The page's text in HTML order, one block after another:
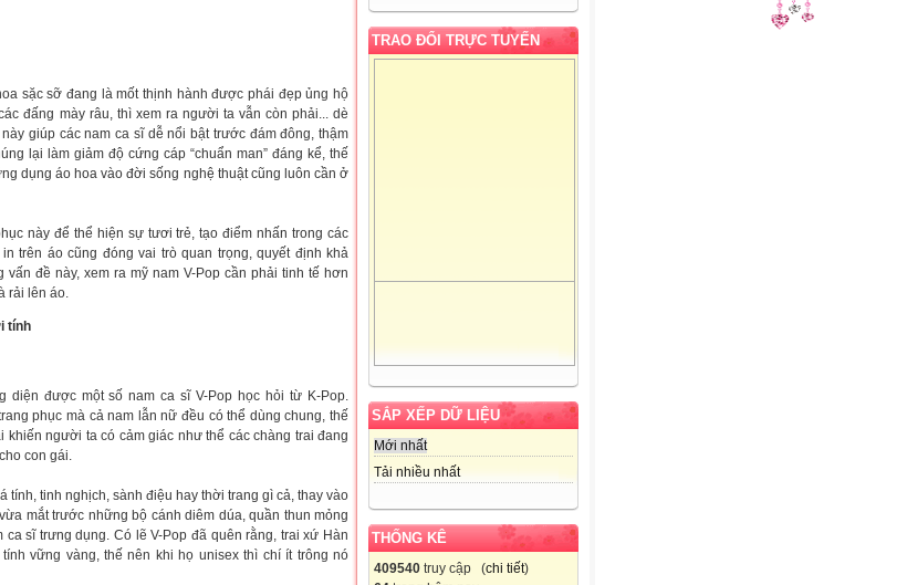
TRAO ĐỔI TRỰC TUYẾN
SẮP XẾP DỮ LIỆU
Mới nhất
Tải nhiều nhất
THỐNG KÊ
409540 truy cập (chi tiết)
sặc sỡ đang là mốt thịnh hành được phái đẹp ủng hộ
đấng mày râu, thì xem ra người ta vẫn còn phải... dè
giúp các nam ca sĩ dễ nổi bật trước đám đông, thậm
lại làm giảm độ cứng cáp “chuẩn man” đáng kể, thế
dụng áo hoa vào đời sống nghệ thuật cũng luôn cần ở
này để thể hiện sự tươi trẻ, tạo điểm nhấn trong các
trên áo cũng đóng vai trò quan trọng, quyết định khả
đề này, xem ra mỹ nam V-Pop cần phải tinh tế hơn
rải lên áo.
tính
diện được một số nam ca sĩ V-Pop học hỏi từ K-Pop.
phục mà cả nam lẫn nữ đều có thể dùng chung, thế
người ta có cảm giác như thể các chàng trai đang
con gái.
tính, tinh nghịch, sành điệu hay thời trang gì cả, thay vào
mắt trước những bộ cánh diêm dúa, quần thun mỏng
sĩ trưng dụng. Có lẽ V-Pop đã quên rằng, trai xứ Hàn
vững vàng, thế nên khi họ unisex thì chí ít trông nó